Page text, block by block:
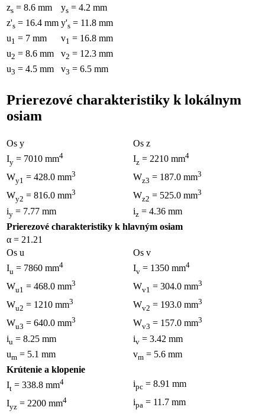
zs = 8.6 mm ys = 4.2 mm
z's = 16.4 mm y's = 11.8 mm
u1 = 7 mm v1 = 16.8 mm
u2 = 8.6 mm v2 = 12.3 mm
u3 = 4.5 mm v3 = 6.5 mm
Prierezové charakteristiky k lokálnym
osiam
Os y
Os z
Iy = 7010 mm4 Iz = 2210 mm4
Wy1 = 428.0 mm3 Wz3 = 187.0 mm3
Wy2 = 816.0 mm3 Wz2 = 525.0 mm3
iy = 7.77 mm iz = 4.36 mm
Prierezové charakteristiky k hlavným osiam
α = 21.21
Os u
Os v
Iu = 7860 mm4 Iv = 1350 mm4
Wu1 = 468.0 mm3 Wv1 = 304.0 mm3
Wu2 = 1210 mm3 Wv2 = 193.0 mm3
Wu3 = 640.0 mm3 Wv3 = 157.0 mm3
iu = 8.25 mm iv = 3.42 mm
um = 5.1 mm vm = 5.6 mm
Krútenie a klopenie
It = 338.8 mm4 ipc = 8.91 mm
Iyz = 2200 mm4 ipa = 11.7 mm